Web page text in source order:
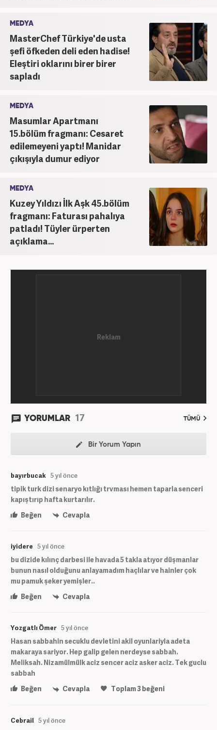
MEDYA
MasterChef Türkiye'de usta
şefi öfkeden deli eden hadise!
Eleştiri oklarını birer birer
sapladı
MEDYA
Masumlar Apartmanı
15.bölüm fragmanı: Cesaret
edilemeyeni yaptı! Manidar
çıkışıyla dumur ediyor
MEDYA
Kuzey Yıldızı İlk Aşk 45.bölüm
fragmanı: Faturası pahalıya
patladı! Tüyler ürperten
açıklama...
YORUMLAR 17 TÜMÜ
Bir Yorum Yapın
bayırbucak 5 yıl önce
tipik turk dizi senaryo kıtlığı trvması hemen taparla senceri
kapıştırıp hafta kurtarılır.
Beğen
Cevapla
iyidere 5 yıl önce
bu dizide kılınç darbesi ile havada 5 takla atıyor düşmanlar
bunun nasıl olduğunu anlayamadım haçlılar ve hainler çok
mu pamuk şeker yemişler..
Beğen
Cevapla
Yozgatlı Ömer 5 yıl önce
Hasan sabbahin secuklu devletini akil oyunlariyla adeta
makaraya sariyor. Hep galip gelen nerdeyse sabbah.
Meliksah. Nizamülmülk aciz sencer aciz asker aciz. Tek guclu
sabbah
Beğen
Cevapla Toplam3beğeni
Cebrail 5 yıl önce